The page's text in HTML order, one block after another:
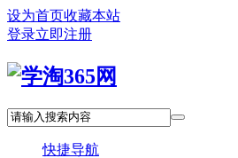
设为首页收藏本站
登录立即注册
快捷导航